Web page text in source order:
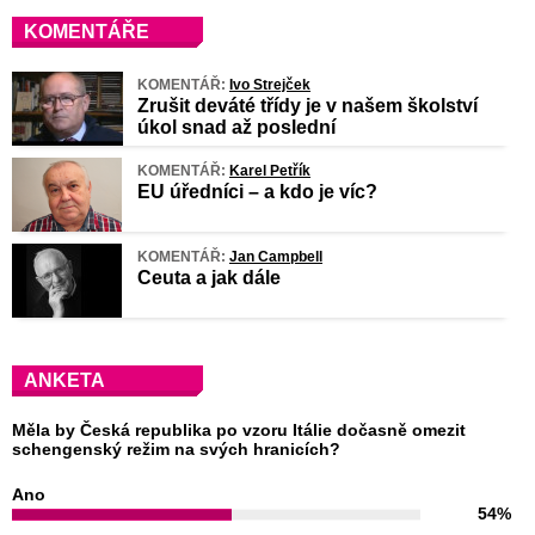
KOMENTÁŘE
KOMENTÁŘ: Ivo Strejček
Zrušit deváté třídy je v našem školství
úkol snad až poslední
KOMENTÁŘ: Karel Petřík
EU úředníci – a kdo je víc?
KOMENTÁŘ: Jan Campbell
Ceuta a jak dále
ANKETA
Měla by Česká republika po vzoru Itálie dočasně omezit
schengenský režim na svých hranicích?
Ano
54%